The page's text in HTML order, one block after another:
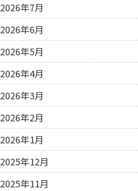
2026年7月
2026年6月
2026年5月
2026年4月
2026年3月
2026年2月
2026年1月
2025年12月
2025年11月